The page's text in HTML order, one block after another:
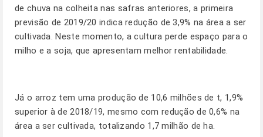
de chuva na colheita nas safras anteriores, a primeira
previsão de 2019/20 indica redução de 3,9% na área a ser
cultivada. Neste momento, a cultura perde espaço para o
milho e a soja, que apresentam melhor rentabilidade.
Já o arroz tem uma produção de 10,6 milhões de t, 1,9%
superior à de 2018/19, mesmo com redução de 0,6% na
área a ser cultivada, totalizando 1,7 milhão de ha.